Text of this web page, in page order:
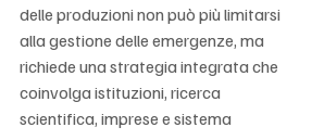
delle produzioni non può più limitarsi
alla gestione delle emergenze, ma
richiede una strategia integrata che
coinvolga istituzioni, ricerca
scientifica, imprese e sistema